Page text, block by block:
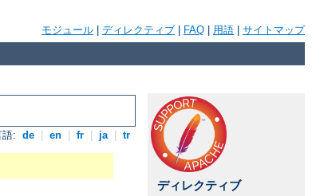
モジュール ディレクティブ FAQ 用語 サイトマップ
語: de en fr ja tr
ディレクティブ